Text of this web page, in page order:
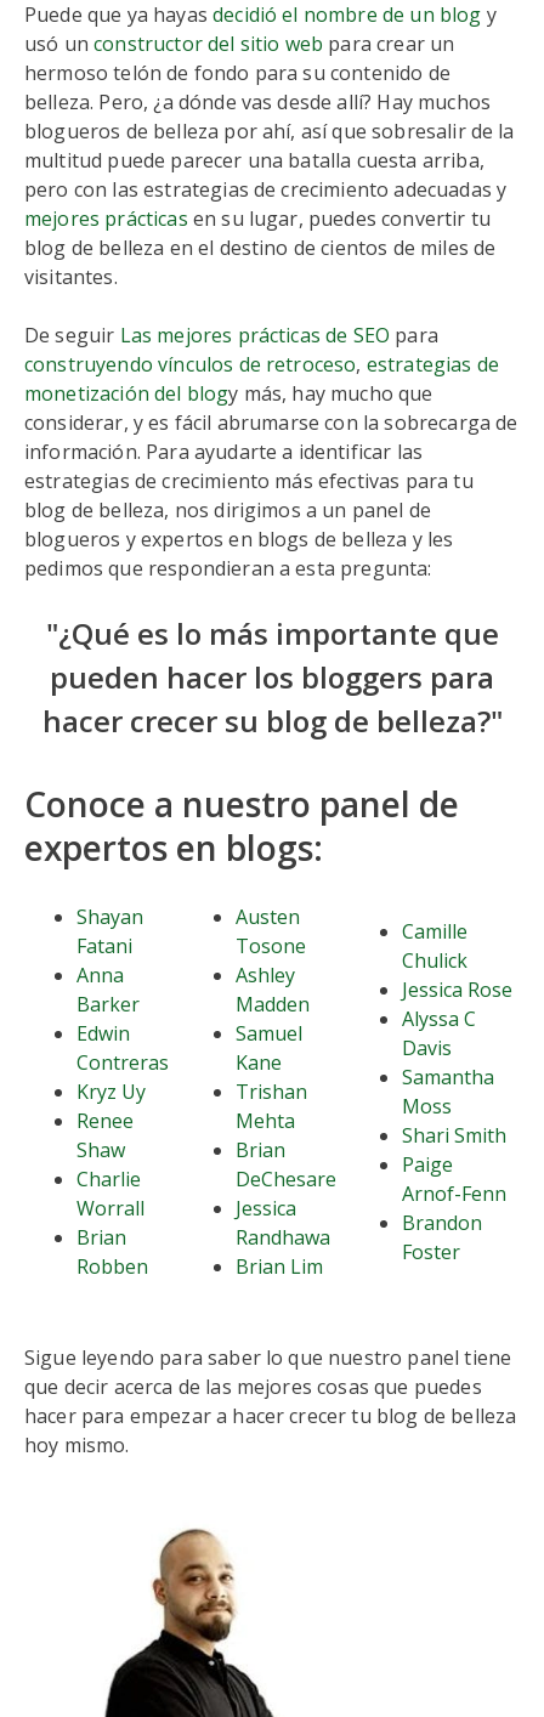
Puede que ya hayasdecidió el nombre de un blog y
usó unconstructor del sitio web para crear un
hermoso telón de fondo para su contenido de
belleza. Pero, ¿a dónde vas desde allí? Hay muchos
blogueros de belleza por ahí, así que sobresalir de la
multitud puede parecer una batalla cuesta arriba,
pero con las estrategias de crecimiento adecuadas y
mejores prácticas en su lugar, puedes convertir tu
blog de belleza en el destino de cientos de miles de
visitantes.
De seguir Las mejores prácticas de SEO para
construyendo vínculos de retroceso, estrategias de
monetización del blogy más, hay mucho que
considerar, y es fácil abrumarse con la sobrecarga de
información. Para ayudarte a identificar las
estrategias de crecimiento más efectivas para tu
blog de belleza, nos dirigimos a un panel de
blogueros y expertos en blogs de belleza y les
pedimos que respondieran a esta pregunta:
"¿Qué es lo más importante que
pueden hacer los bloggers para
hacer crecer su blog de belleza?"
Conoce a nuestro panel de
expertos en blogs:
Shayan
Fatani
Anna
Barker
Edwin
Contreras
Kryz Uy
Renee
Shaw
Charlie
Worrall
Brian
Robben
Austen
Tosone
Ashley
Madden
Samuel
Kane
Trishan
Mehta
Brian
DeChesare
Jessica
Randhawa
Brian Lim
Camille
Chulick
Jessica Rose
Alyssa C
Davis
Samantha
Moss
Shari Smith
Paige
Arnof-Fenn
Brandon
Foster
Sigue leyendo para saber lo que nuestro panel tiene
que decir acerca de las mejores cosas que puedes
hacer para empezar a hacer crecer tu blog de belleza
hoy mismo.